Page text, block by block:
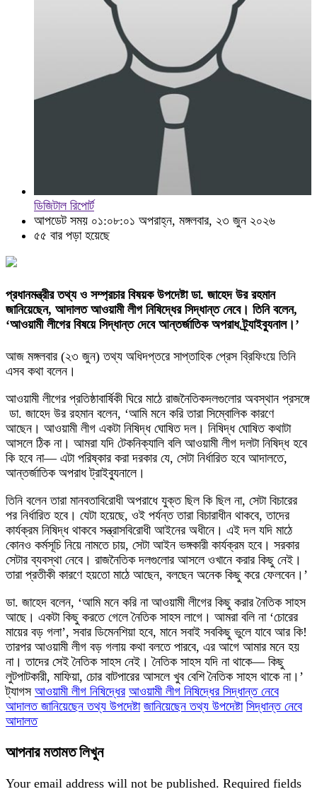
ডিজিটাল রিপোর্ট
আপডেট সময় ০১:০৮:০১ অপরাহ্ন, মঙ্গলবার, ২৩ জুন ২০২৬
৫৫ বার পড়া হয়েছে
প্রধানমন্ত্রীর তথ্য ও সম্প্রচার বিষয়ক উপদেষ্টা ডা. জাহেদ উর রহমান
জানিয়েছেন, আদালত আওয়ামী লীগ নিষিদ্ধের সিদ্ধান্ত নেবে। তিনি বলেন,
‘আওয়ামী লীগের বিষয়ে সিদ্ধান্ত দেবে আন্তর্জাতিক অপরাধ ট্র্যাইব্যুনাল।’
আজ মঙ্গলবার (২৩ জুন) তথ্য অধিদপ্তরে সাপ্তাহিক প্রেস ব্রিফিংয়ে তিনি
এসব কথা বলেন।
আওয়ামী লীগের প্রতিষ্ঠাবার্ষিকী ঘিরে মাঠে রাজনৈতিকদলগুলোর অবস্থান প্রসঙ্গে
ডা. জাহেদ উর রহমান বলেন, ‘আমি মনে করি তারা সিম্বোলিক কারণে
আছেন। আওয়ামী লীগ একটা নিষিদ্ধ ঘোষিত দল। নিষিদ্ধ ঘোষিত কথাটা
আসলে ঠিক না। আমরা যদি টেকনিক্যালি বলি আওয়ামী লীগ দলটা নিষিদ্ধ হবে
কি হবে না— এটা পরিষ্কার করা দরকার যে, সেটা নির্ধারিত হবে আদালতে,
আন্তর্জাতিক অপরাধ ট্রাইব্যুনালে।
তিনি বলেন তারা মানবতাবিরোধী অপরাধে যুক্ত ছিল কি ছিল না, সেটা বিচারের
পর নির্ধারিত হবে। যেটা হয়েছে, ওই পর্যন্ত তারা বিচারাধীন থাকবে, তাদের
কার্যক্রম নিষিদ্ধ থাকবে সন্ত্রাসবিরোধী আইনের অধীনে। এই দল যদি মাঠে
কোনও কর্মসূচি নিয়ে নামতে চায়, সেটা আইন ভঙ্গকারী কার্যক্রম হবে। সরকার
সেটার ব্যবস্থা নেবে। রাজনৈতিক দলগুলোর আসলে ওখানে করার কিছু নেই।
তারা প্রতীকী কারণে হয়তো মাঠে আছেন, বলছেন অনেক কিছু করে ফেলবেন।’
ডা. জাহেদ বলেন, ‘আমি মনে করি না আওয়ামী লীগের কিছু করার নৈতিক সাহস
আছে। একটা কিছু করতে গেলে নৈতিক সাহস লাগে। আমরা বলি না ‘চোরের
মায়ের বড় গলা’, সবার ডিমেনশিয়া হবে, মানে সবাই সবকিছু ভুলে যাবে আর কি!
তারপর আওয়ামী লীগ বড় গলায় কথা বলতে পারবে, এর আগে আমার মনে হয়
না। তাদের সেই নৈতিক সাহস নেই। নৈতিক সাহস যদি না থাকে— কিছু
লুটপাটকারী, মাফিয়া, চোর বাটপারের আসলে খুব বেশি নৈতিক সাহস থাকে না।’
ট্যাগস আওয়ামী লীগ নিষিদ্ধের আওয়ামী লীগ নিষিদ্ধের সিদ্ধান্ত নেবে
আদালত জানিয়েছেন তথ্য উপদেষ্টা জানিয়েছেন তথ্য উপদেষ্টা সিদ্ধান্ত নেবে
আদালত
আপনার মতামত লিখুন
Your email address will not be published. Required fields